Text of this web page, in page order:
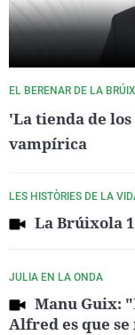
EL BERENAR DE LA
'La tienda de
vampírica
LES HISTÒRIES DE LA
La Brúixola
JULIA EN LA ONDA
Manu Guix:
Alfred es que